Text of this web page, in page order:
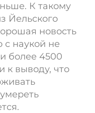
К такому
Йельского
новость
с наукой не
более 4500
выводу, что